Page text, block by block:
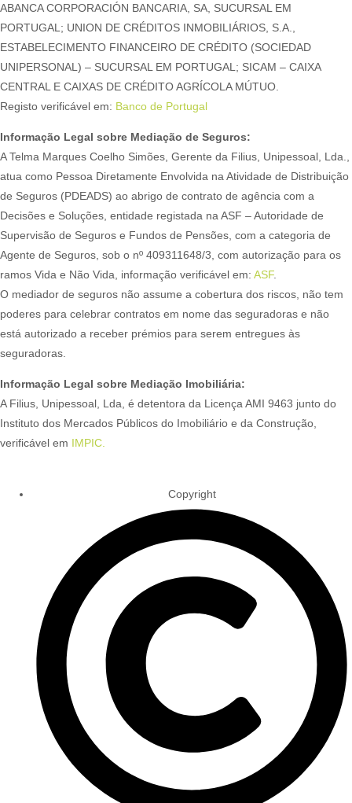
ABANCA CORPORACIÓN BANCARIA, SA, SUCURSAL EM
PORTUGAL; UNION DE CRÉDITOS INMOBILIÁRIOS, S.A.,
ESTABELECIMENTO FINANCEIRO DE CRÉDITO (SOCIEDAD
UNIPERSONAL) – SUCURSAL EM PORTUGAL; SICAM – CAIXA
CENTRAL E CAIXAS DE CRÉDITO AGRÍCOLA MÚTUO.
Registo verificável em: Banco de Portugal
Informação Legal sobre Mediação de Seguros:
A Telma Marques Coelho Simões, Gerente da Filius, Unipessoal, Lda.,
atua como Pessoa Diretamente Envolvida na Atividade de Distribuição
de Seguros (PDEADS) ao abrigo de contrato de agência com a
Decisões e Soluções, entidade registada na ASF – Autoridade de
Supervisão de Seguros e Fundos de Pensões, com a categoria de
Agente de Seguros, sob o nº 409311648/3, com autorização para os
ramos Vida e Não Vida, informação verificável em: ASF.
O mediador de seguros não assume a cobertura dos riscos, não tem
poderes para celebrar contratos em nome das seguradoras e não
está autorizado a receber prémios para serem entregues às
seguradoras.
Informação Legal sobre Mediação Imobiliária:
A Filius, Unipessoal, Lda, é detentora da Licença AMI 9463 junto do
Instituto dos Mercados Públicos do Imobiliário e da Construção,
verificável em IMPIC.
Copyright